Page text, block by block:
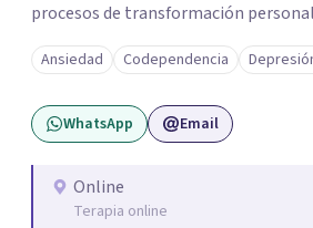
procesos de transformación
necesidad de tomar una pausa para
mismas y hacer un viaje de
Mi propio camino profesional me
con niños, adolescentes y familias en
enseñó que el cambio real ocurre
siente vista, escuchada,
Ansiedad Codependencia
WhatsApp Email
Online
Terapia online